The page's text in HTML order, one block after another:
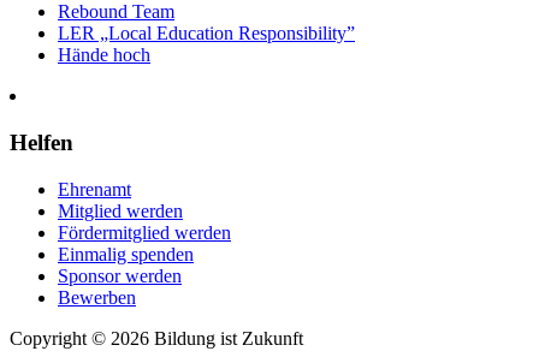
Rebound Team
LER „Local Education Responsibility”
Hände hoch
Helfen
Ehrenamt
Mitglied werden
Fördermitglied werden
Einmalig spenden
Sponsor werden
Bewerben
Copyright © 2026 Bildung ist Zukunft